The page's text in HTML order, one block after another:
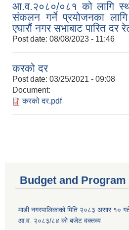
आ.व.२०८०/०८१ को लागि
संकलन गर्ने प्रयोजनका लागि
एघारौं नगर सभाबाट पारित दर
Post date: 08/08/2023 - 11:46
करको दर
Post date: 03/25/2021 - 09:08
Document:
करको दर.pdf
Budget and Program
माडी नगरपालिकाको मिति २०८३ असार १०
आ.व. २०८३/८४ को बजेट वक्तव्य